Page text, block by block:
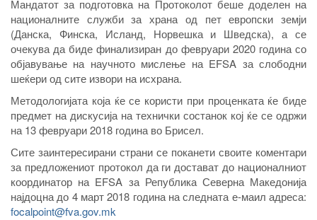
Мандатот за подготовка на Протоколот беше доделен на
националните служби за храна од пет европски земји
(Данска, Финска, Исланд, Норвешка и Шведска), а се
очекува да биде финализиран до февруари 2020 година со
објавување на научното мислење на EFSA за слободни
шеќери од сите извори на исхрана.
Методологијата која ќе се користи при проценката ќе биде
предмет на дискусија на технички состанок кој ќе се одржи
на 13 февруари 2018 година во Брисел.
Сите заинтересирани страни се поканети своите коментари
за предложениот протокол да ги достават до националниот
координатор на EFSA за Република Северна Македонија
најдоцна до 4 март 2018 година на следната е-маил адреса:
focalpoint@fva.gov.mk